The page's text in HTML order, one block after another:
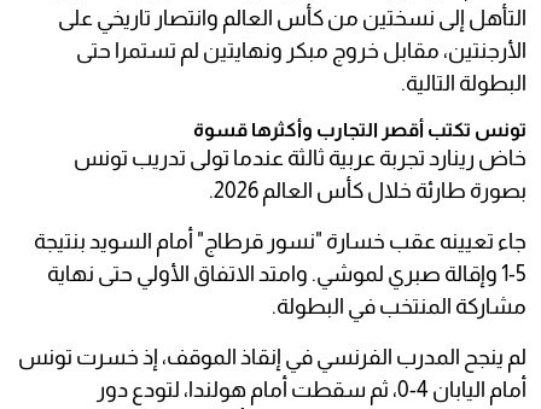
التأهل إلى نسختين من كأس العالم وانتصار تاريخي على
الأرجنتين، مقابل خروج مبكر ونهايتين لم تستمرا حتى
البطولة التالية.
تونس تكتب أقصر التجارب وأكثرها قسوة
خاض رينارد تجربة عربية ثالثة عندما تولى تدريب تونس
بصورة طارئة خلال كأس العالم 2026.
جاء تعيينه عقب خسارة "نسور قرطاج" أمام السويد بنتيجة
5-1 وإقالة صبري لموشي. وامتد الاتفاق الأولي حتى نهاية
مشاركة المنتخب في البطولة.
لم ينجح المدرب الفرنسي في إنقاذ الموقف، إذ خسرت تونس
أمام اليابان 4-0، ثم سقطت أمام هولندا، لتودع دور